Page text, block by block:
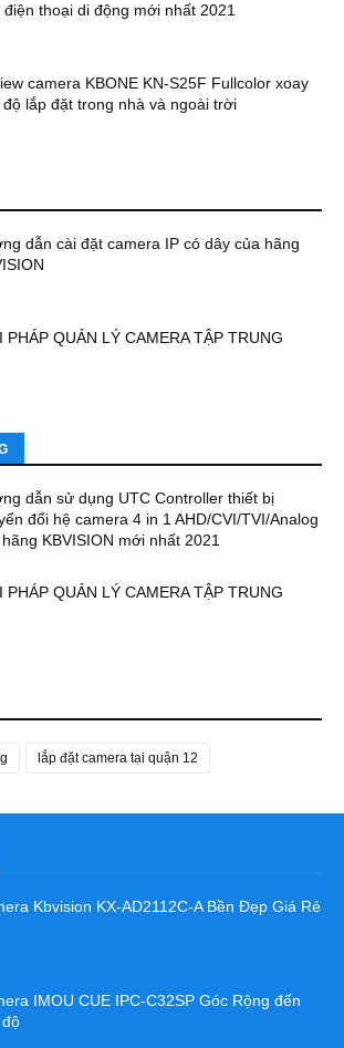
điện thoại di động mới nhất 2021
camera KBONE KN-S25F Fullcolor xoay
độ lắp đặt trong nhà và ngoài trời
dẫn cài đặt camera IP có dây của hãng
PHÁP QUẢN LÝ CAMERA TẬP TRUNG
dẫn sử dụng UTC Controller thiết bị
đổi hệ camera 4 in 1 AHD/CVI/TVI/Analog
KBVISION mới nhất 2021
PHÁP QUẢN LÝ CAMERA TẬP TRUNG
lắp đặt camera tại quận 12
Kbvision KX-AD2112C-A Bền Đẹp Giá Rẻ
IMOU CUE IPC-C32SP Góc Rộng đến
độ